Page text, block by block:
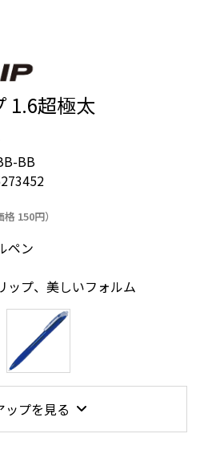
1.6超極太
BB
格 150円）
ン
ップ、美しいフォルム
ップを見る